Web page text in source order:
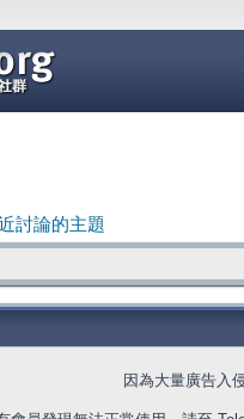
討論的主題
因為大量廣告入